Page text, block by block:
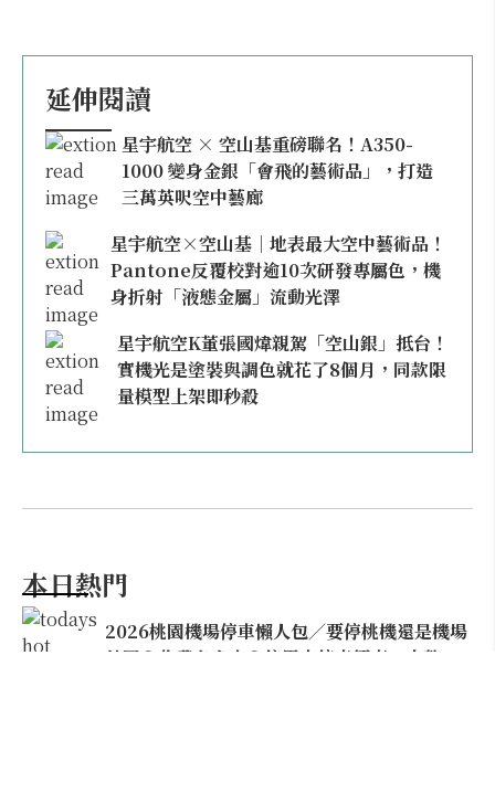
延伸閱讀
星宇航空 × 空山基重磅聯名！A350-
1000 變身金銀「會飛的藝術品」，打造
三萬英呎空中藝廊
星宇航空×空山基｜地表最大空中藝術品！
Pantone反覆校對逾10次研發專屬色，機
身折射「液態金屬」流動光澤
星宇航空K董張國煒親駕「空山銀」抵台！
實機光是塗裝與調色就花了8個月，同款限
量模型上架即秒殺
本日熱門
2026桃園機場停車懶人包／要停桃機還是機場
外圍？收費各多少？信用卡停車優惠一次整